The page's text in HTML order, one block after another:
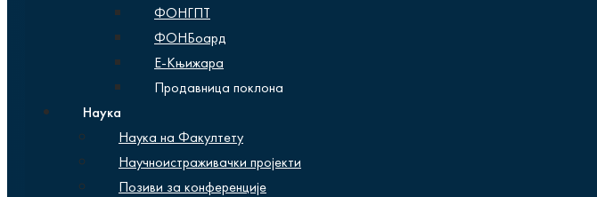
ФОНГПТ
ФОНБоард
Е-Књижара
Продавница поклона
Наука
Наука на Факултету
Научноистраживачки пројекти
Позиви за конференције